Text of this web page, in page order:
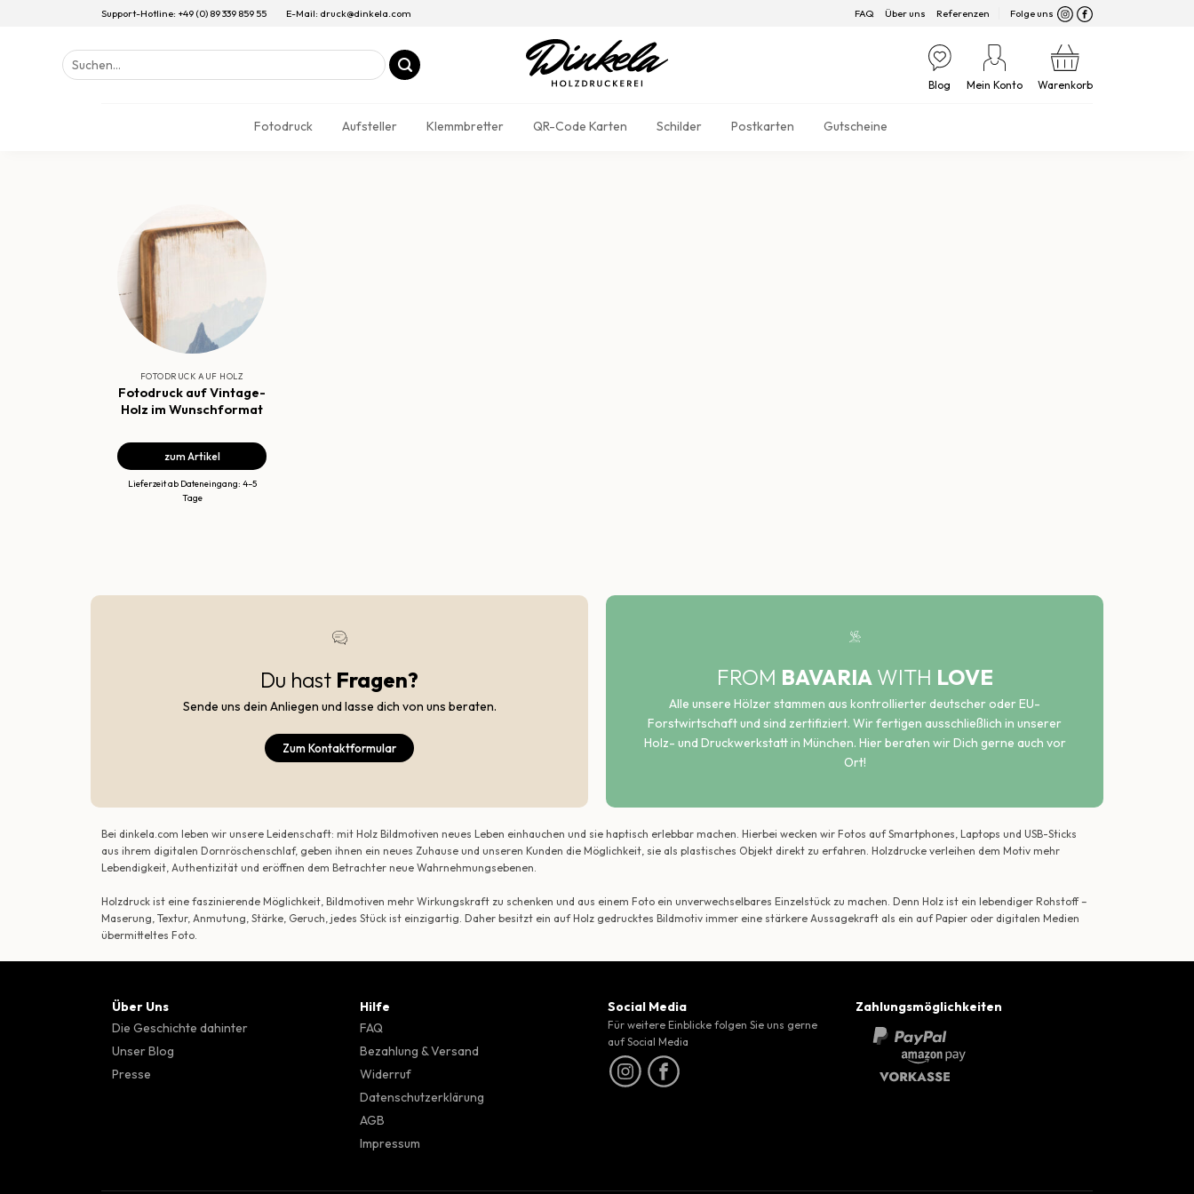
Support-Hotline: +49 (0) 89 339 859 55 E-Mail: druck@dinkela.com FAQ Über uns Referenzen Folge uns
Suchen
nach:
Blog Mein Konto Warenkorb
Fotodruck Aufsteller Klemmbretter QR-Code Karten Schilder Postkarten Gutscheine
FOTODRUCK AUF HOLZ
Fotodruck auf Vintage-
Holz im Wunschformat
zum Artikel
Lieferzeit ab Dateneingang: 4–5
Tage
Du hast Fragen?
Sende uns dein Anliegen und lasse dich von uns beraten.
Zum Kontaktformular
FROM BAVARIA WITH LOVE
Alle unsere Hölzer stammen aus kontrollierter deutscher oder EU-
Forstwirtschaft und sind zertifiziert. Wir fertigen ausschließlich in unserer
Holz- und Druckwerkstatt in München. Hier beraten wir Dich gerne auch vor
Ort!
Bei dinkela.com leben wir unsere Leidenschaft: mit Holz Bildmotiven neues Leben einhauchen und sie haptisch erlebbar machen. Hierbei wecken wir Fotos auf Smartphones, Laptops und USB-Sticks
aus ihrem digitalen Dornröschenschlaf, geben ihnen ein neues Zuhause und unseren Kunden die Möglichkeit, sie als plastisches Objekt direkt zu erfahren. Holzdrucke verleihen dem Motiv mehr
Lebendigkeit, Authentizität und eröffnen dem Betrachter neue Wahrnehmungsebenen.
Holzdruck ist eine faszinierende Möglichkeit, Bildmotiven mehr Wirkungskraft zu schenken und aus einem Foto ein unverwechselbares Einzelstück zu machen. Denn Holz ist ein lebendiger Rohstoff –
Maserung, Textur, Anmutung, Stärke, Geruch, jedes Stück ist einzigartig. Daher besitzt ein auf Holz gedrucktes Bildmotiv immer eine stärkere Aussagekraft als ein auf Papier oder digitalen Medien
übermitteltes Foto.
Über Uns
Die Geschichte dahinter
Unser Blog
Presse
Hilfe
FAQ
Bezahlung & Versand
Widerruf
Datenschutzerklärung
AGB
Impressum
Social Media
Für weitere Einblicke folgen Sie uns gerne
auf Social Media
Zahlungsmöglichkeiten